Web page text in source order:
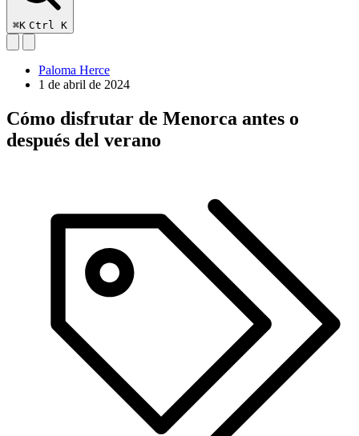
⌘K Ctrl K
Paloma Herce
1 de abril de 2024
Cómo disfrutar de Menorca antes o
después del verano